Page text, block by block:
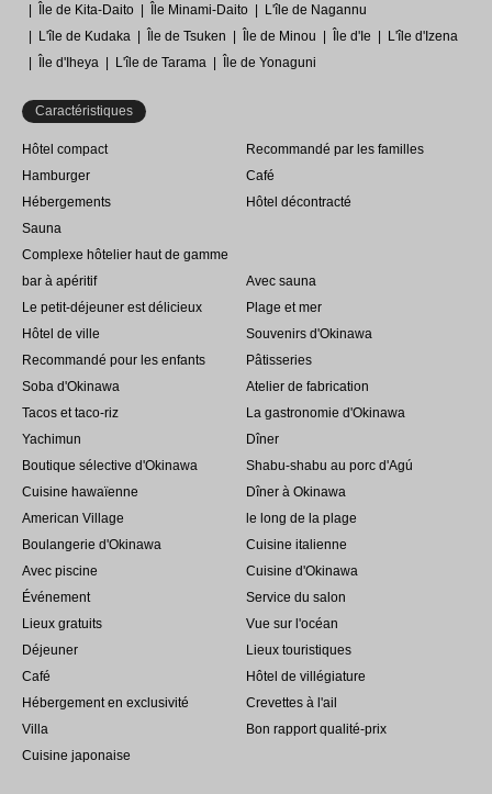
Île de Kita-Daito
Île Minami-Daito
L'île de Nagannu
L'île de Kudaka
Île de Tsuken Île de Minou Île d'Ie
L'île d'Izena
Île d'Iheya
L'île de Tarama Île de Yonaguni
Caractéristiques
Hôtel compact
Recommandé par les familles
Hamburger
Café
Hébergements
Hôtel décontracté
Sauna
Complexe hôtelier haut de gamme
bar à apéritif
Avec sauna
Le petit-déjeuner est délicieux
Plage et mer
Hôtel de ville
Souvenirs d'Okinawa
Recommandé pour les enfants
Pâtisseries
Soba d'Okinawa
Atelier de fabrication
Tacos et taco-riz
La gastronomie d'Okinawa
Yachimun
Dîner
Boutique sélective d'Okinawa
Shabu-shabu au porc d'Agú
Cuisine hawaïenne
Dîner à Okinawa
American Village
le long de la plage
Boulangerie d'Okinawa
Cuisine italienne
Avec piscine
Cuisine d'Okinawa
Événement
Service du salon
Lieux gratuits
Vue sur l'océan
Déjeuner
Lieux touristiques
Café
Hôtel de villégiature
Hébergement en exclusivité
Crevettes à l'ail
Villa
Bon rapport qualité-prix
Cuisine japonaise